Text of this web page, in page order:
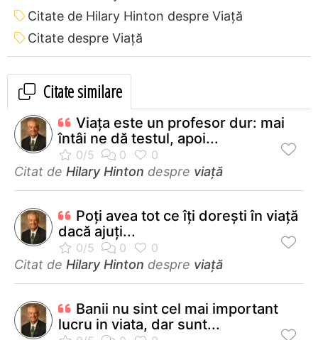
Citate de Hilary Hinton despre Viață
Citate despre Viață
Citate similare
Viaţa este un profesor dur: mai
întâi ne dă testul, apoi...
Citat de Hilary Hinton despre viață
Poţi avea tot ce îţi doreşti în viaţă
dacă ajuţi...
Citat de Hilary Hinton despre viață
Banii nu sint cel mai important
lucru in viata, dar sunt...